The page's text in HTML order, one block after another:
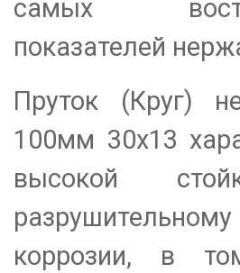
самых
показателей
Пруток (Круг)
100мм 30х13
высокой
коррозии, в